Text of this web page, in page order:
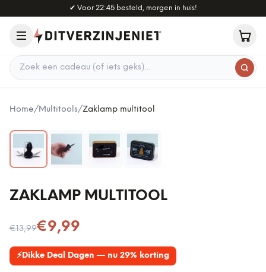
Naar hoofdinhoud
✔ Voor 22:45 besteld, morgen in huis!
Zoek een cadeau
Home/Multitools/Zaklamp multitool
ZAKLAMP MULTITOOL
€13,99
Nu voor
€9,99
⚡Dikke Deal Dagen — nu 29% korting